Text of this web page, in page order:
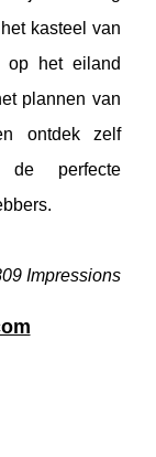
kasteel van
op het eiland
plannen van
ontdek zelf
de perfecte
Impressions